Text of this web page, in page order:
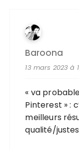
Baroona
13 mars 2023 à
« va
Pinterest » :
meilleurs
qualité/